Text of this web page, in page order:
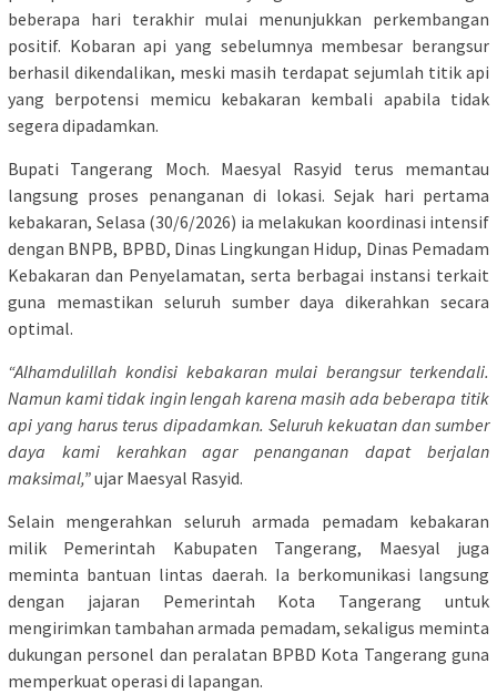
beberapa hari terakhir mulai menunjukkan perkembangan
positif. Kobaran api yang sebelumnya membesar berangsur
berhasil dikendalikan, meski masih terdapat sejumlah titik api
yang berpotensi memicu kebakaran kembali apabila tidak
segera dipadamkan.
Bupati Tangerang Moch. Maesyal Rasyid terus memantau
langsung proses penanganan di lokasi. Sejak hari pertama
kebakaran, Selasa (30/6/2026) ia melakukan koordinasi intensif
dengan BNPB, BPBD, Dinas Lingkungan Hidup, Dinas Pemadam
Kebakaran dan Penyelamatan, serta berbagai instansi terkait
guna memastikan seluruh sumber daya dikerahkan secara
optimal.
“Alhamdulillah kondisi kebakaran mulai berangsur terkendali.
Namun kami tidak ingin lengah karena masih ada beberapa titik
api yang harus terus dipadamkan. Seluruh kekuatan dan sumber
daya kami kerahkan agar penanganan dapat berjalan
maksimal,”ujar Maesyal Rasyid.
Selain mengerahkan seluruh armada pemadam kebakaran
milik Pemerintah Kabupaten Tangerang, Maesyal juga
meminta bantuan lintas daerah. Ia berkomunikasi langsung
dengan jajaran Pemerintah Kota Tangerang untuk
mengirimkan tambahan armada pemadam, sekaligus meminta
dukungan personel dan peralatan BPBD Kota Tangerang guna
memperkuat operasi di lapangan.